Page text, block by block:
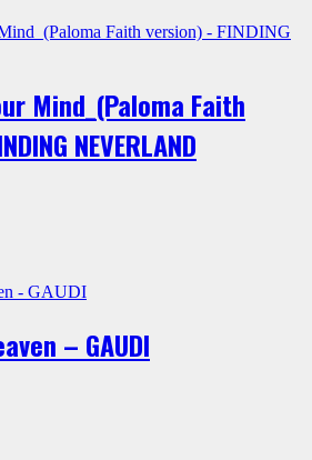
Mind_(Paloma Faith
NEVERLAND
– GAUDI